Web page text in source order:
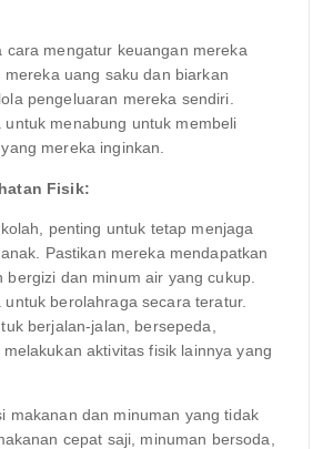
cara mengatur keuangan mereka
mereka uang saku dan biarkan
pengeluaran mereka sendiri.
untuk menabung untuk membeli
mereka inginkan.
Fisik:
penting untuk tetap menjaga
Pastikan mereka mendapatkan
bergizi dan minum air yang cukup.
untuk berolahraga secara teratur.
berjalan-jalan, bersepeda,
aktivitas fisik lainnya yang
makanan dan minuman yang tidak
cepat saji, minuman bersoda,